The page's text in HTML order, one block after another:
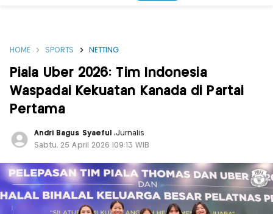
HOME SPORTS NETTING
Piala Uber 2026: Tim Indonesia
Waspadai Kekuatan Kanada di Partai
Pertama
Andri Bagus Syaeful ,Jurnalis
Sabtu, 25 April 2026 |09:13 WIB